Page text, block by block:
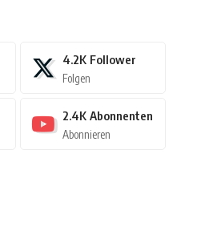
4.2K Follower
Folgen
2.4K Abonnenten
Abonnieren